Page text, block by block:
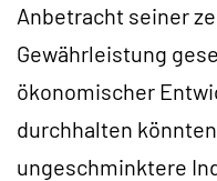
Anbetracht seiner
Gewährleistung
ökonomischer
durchhalten
ungeschminktere